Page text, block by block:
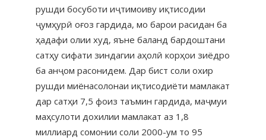
рушди босуботи иҷтимоиву иқтисодии
ҷумҳурӣ оғоз гардида, мо барои расидан ба
ҳадафи олии худ, яъне баланд бардоштани
сатҳу сифати зиндагии аҳолӣ корҳои зиёдро
ба анҷом расонидем. Дар бист соли охир
рушди миёнасолонаи иқтисодиёти мамлакат
дар сатҳи 7,5 фоиз таъмин гардида, маҷмуи
маҳсулоти дохилии мамлакат аз 1,8
миллиард сомонии соли 2000-ум то 95